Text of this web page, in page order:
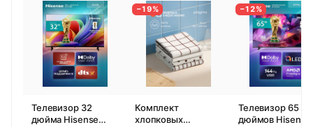
Телевизор 32
дюйма Hisense
−19%
Комплект
хлопковых
−12%
Телевизор 65
дюймов Hisense